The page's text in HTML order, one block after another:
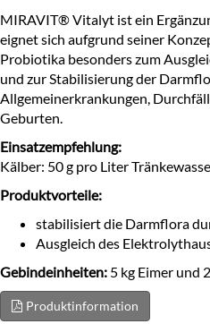
MIRAVIT® Vitalyt ist ein
eignet sich aufgrund seiner
Probiotika besonders zum
und zur Stabilisierung der
Allgemeinerkrankungen,
Geburten.
Einsatzempfehlung:
Kälber: 50 g pro Liter
Produktvorteile:
stabilisiert die Darmflora
Ausgleich des
Gebindeinheiten: 5 kg Eimer und
Produktinformation